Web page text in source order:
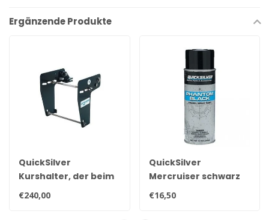
Ergänzende Produkte
QuickSilver
Kurshalter, der beim
langsamen Segeln
sein Boot unter
€240,00
QuickSilver
Mercruiser schwarz
Sprühdose 400ml 92-
802878Q1
€16,50